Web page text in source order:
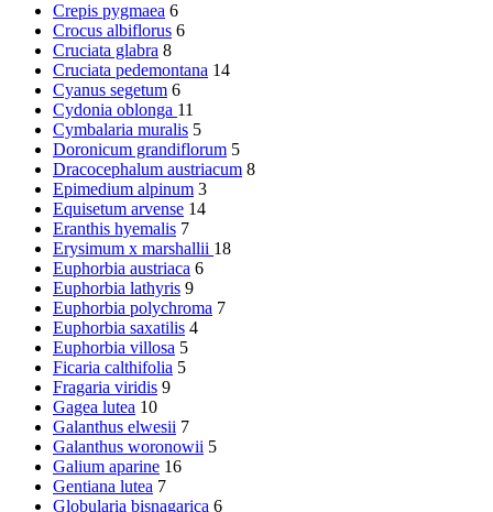
Crepis pygmaea 6
Crocus albiflorus 6
Cruciata glabra 8
Cruciata pedemontana 14
Cyanus segetum 6
Cydonia oblonga 11
Cymbalaria muralis 5
Doronicum grandiflorum 5
Dracocephalum austriacum 8
Epimedium alpinum 3
Equisetum arvense 14
Eranthis hyemalis 7
Erysimum x marshallii 18
Euphorbia austriaca 6
Euphorbia lathyris 9
Euphorbia polychroma 7
Euphorbia saxatilis 4
Euphorbia villosa 5
Ficaria calthifolia 5
Fragaria viridis 9
Gagea lutea 10
Galanthus elwesii 7
Galanthus woronowii 5
Galium aparine 16
Gentiana lutea 7
Globularia bisnagarica 6